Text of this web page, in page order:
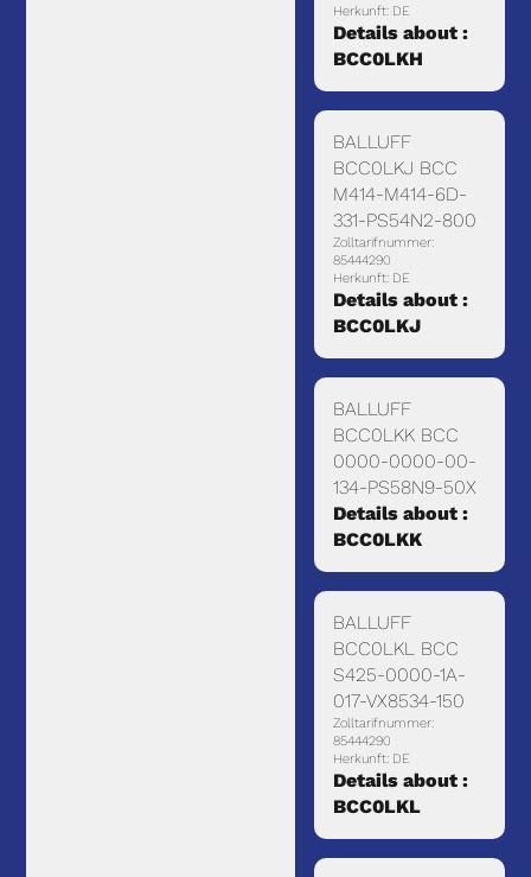
Herkunft: DE
Details about :
BCC0LKH
BALLUFF
BCC0LKJ BCC
M414-M414-6D-
331-PS54N2-800
Zolltarifnummer:
85444290
Herkunft: DE
Details about :
BCC0LKJ
BALLUFF
BCC0LKK BCC
0000-0000-00-
134-PS58N9-50X
Details about :
BCC0LKK
BALLUFF
BCC0LKL BCC
S425-0000-1A-
017-VX8534-150
Zolltarifnummer:
85444290
Herkunft: DE
Details about :
BCC0LKL